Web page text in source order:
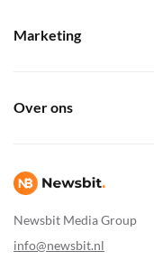
Newsbit Media Group
info@newsbit.nl
Marketing
Over ons